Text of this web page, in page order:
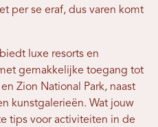
per se eraf, dus varen komt
luxe resorts en
gemakkelijke toegang tot
Zion National Park, naast
kunstgalerieën. Wat jouw
tips voor activiteiten in de